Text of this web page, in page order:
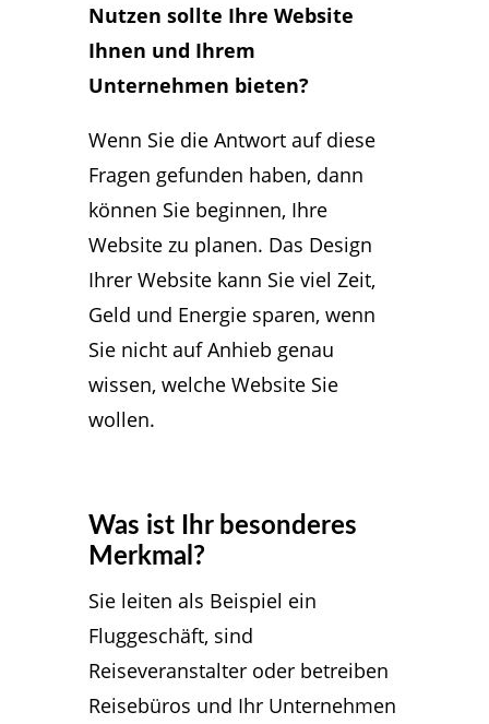
Nutzen sollte Ihre Website
Ihnen und Ihrem
Unternehmen bieten?
Wenn Sie die Antwort auf diese
Fragen gefunden haben, dann
können Sie beginnen, Ihre
Website zu planen. Das Design
Ihrer Website kann Sie viel Zeit,
Geld und Energie sparen, wenn
Sie nicht auf Anhieb genau
wissen, welche Website Sie
wollen.
Was ist Ihr besonderes
Merkmal?
Sie leiten als Beispiel ein
Fluggeschäft, sind
Reiseveranstalter oder betreiben
Reisebüros und Ihr Unternehmen